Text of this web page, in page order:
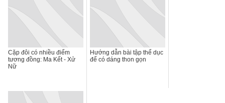
Cặp đôi có nhiều điểm
tương đồng: Ma Kết - Xử
Nữ
Hướng dẫn bài tập thể dục
để có dáng thon gọn